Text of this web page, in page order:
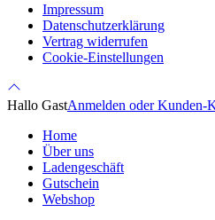
Impressum
Datenschutzerklärung
Vertrag widerrufen
Cookie-Einstellungen
Hallo GastAnmelden oder Kunden-
Home
Über uns
Ladengeschäft
Gutschein
Webshop